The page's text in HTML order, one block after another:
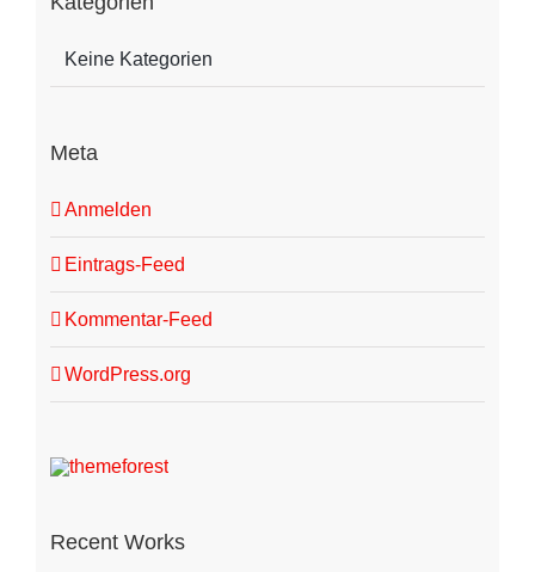
Keine Kategorien
Meta
Anmelden
Eintrags-Feed
Kommentar-Feed
WordPress.org
Recent Works